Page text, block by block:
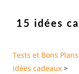
15 idées
Tests et Bons
idées cadeaux >